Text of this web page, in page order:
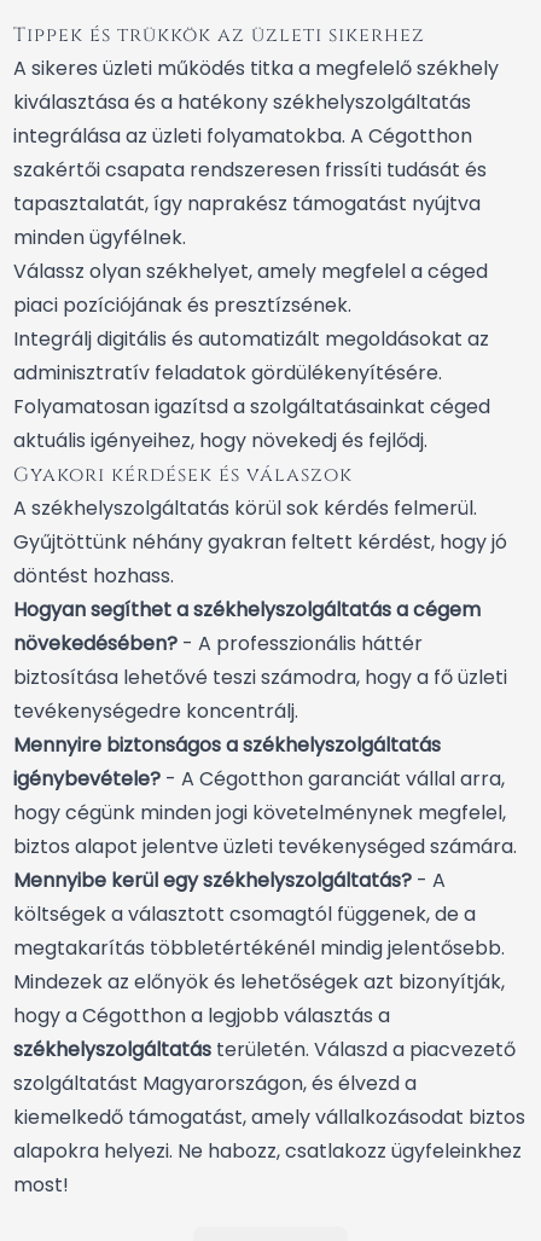
Tippek és trükkök az üzleti sikerhez
A sikeres üzleti működés titka a megfelelő székhely
kiválasztása és a hatékony székhelyszolgáltatás
integrálása az üzleti folyamatokba. A Cégotthon
szakértői csapata rendszeresen frissíti tudását és
tapasztalatát, így naprakész támogatást nyújtva
minden ügyfélnek.
Válassz olyan székhelyet, amely megfelel a céged
piaci pozíciójának és presztízsének.
Integrálj digitális és automatizált megoldásokat az
adminisztratív feladatok gördülékenyítésére.
Folyamatosan igazítsd a szolgáltatásainkat céged
aktuális igényeihez, hogy növekedj és fejlődj.
Gyakori kérdések és válaszok
A székhelyszolgáltatás körül sok kérdés felmerül.
Gyűjtöttünk néhány gyakran feltett kérdést, hogy jó
döntést hozhass.
Hogyan segíthet a székhelyszolgáltatás a cégem
növekedésében? - A professzionális háttér
biztosítása lehetővé teszi számodra, hogy a fő üzleti
tevékenységedre koncentrálj.
Mennyire biztonságos a székhelyszolgáltatás
igénybevétele? - A Cégotthon garanciát vállal arra,
hogy cégünk minden jogi követelménynek megfelel,
biztos alapot jelentve üzleti tevékenységed számára.
Mennyibe kerül egy székhelyszolgáltatás? - A
költségek a választott csomagtól függenek, de a
megtakarítás többletértékénél mindig jelentősebb.
Mindezek az előnyök és lehetőségek azt bizonyítják,
hogy a Cégotthon a legjobb választás a
székhelyszolgáltatás területén. Válaszd a piacvezető
szolgáltatást Magyarországon, és élvezd a
kiemelkedő támogatást, amely vállalkozásodat biztos
alapokra helyezi. Ne habozz, csatlakozz ügyfeleinkhez
most!